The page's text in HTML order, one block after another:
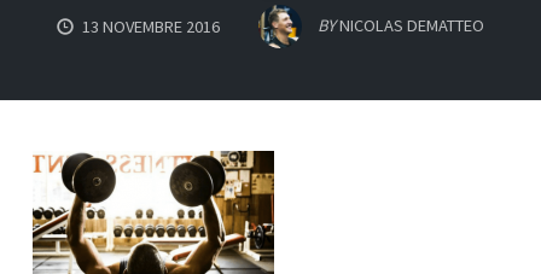
13 NOVEMBRE 2016 BYNICOLAS DEMATTEO